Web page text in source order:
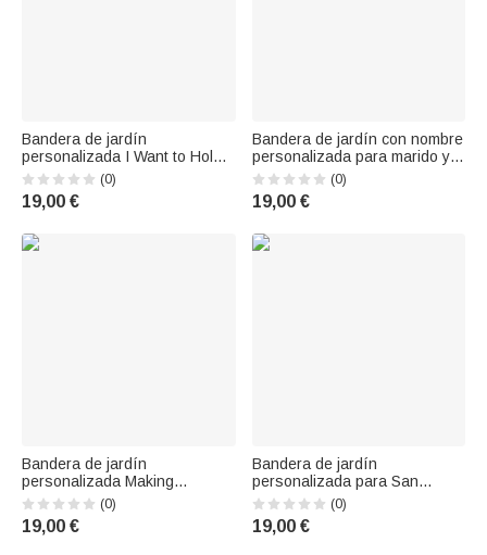
Bandera de jardín
personalizada I Want to Hold
Your Hand at 80 and Say Baby
Let's Go Camping Regalo de
San Valentín
(0)
19,00 €
Bandera de jardín con nombre
personalizada para marido y
mujer, compañeros de
acampada de por vida Regalo
para parejas
(0)
19,00 €
Bandera de jardín
personalizada Making
Memories One Campsite at a
Time Regalo conmemorativo
de aniversario para pareja
(0)
19,00 €
Bandera de jardín
personalizada para San
Valentín Regalo de
cumpleaños para parejas
(0)
19,00 €